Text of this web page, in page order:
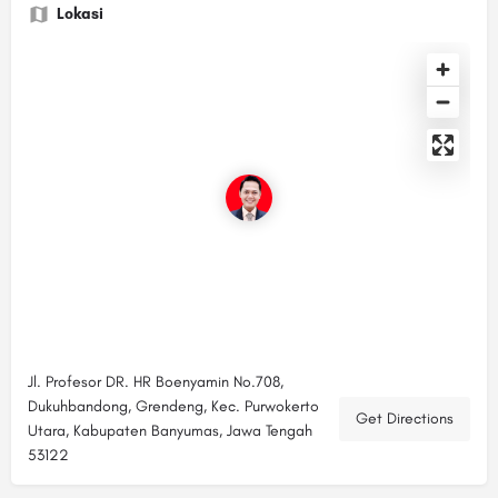
Lokasi
Jl. Profesor DR. HR Boenyamin No.708,
Dukuhbandong, Grendeng, Kec. Purwokerto
Utara, Kabupaten Banyumas, Jawa Tengah
53122
Get Directions